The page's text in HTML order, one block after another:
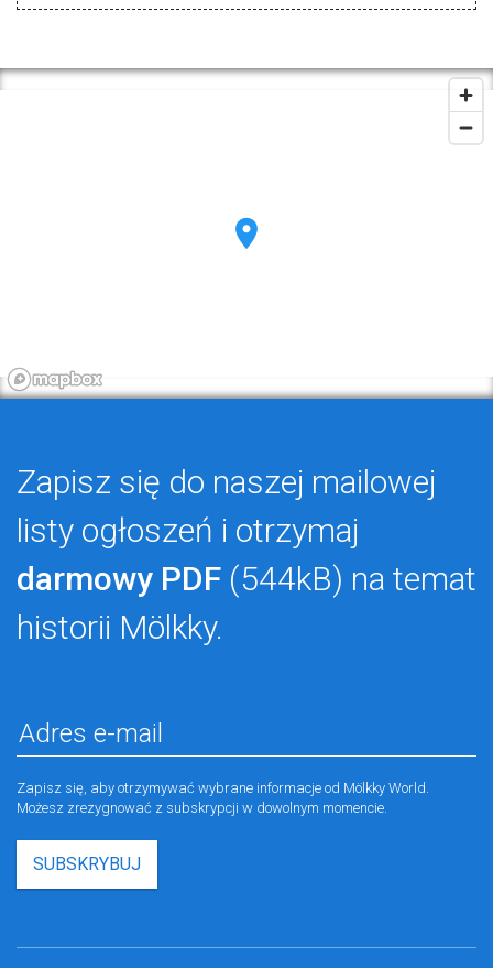
Zapisz się do naszej mailowej
listy ogłoszeń i otrzymaj
darmowy PDF (544kB) na temat
historii Mölkky.
Zapisz się, aby otrzymywać wybrane informacje od Mölkky World.
Możesz zrezygnować z subskrypcji w dowolnym momencie.
SUBSKRYBUJ